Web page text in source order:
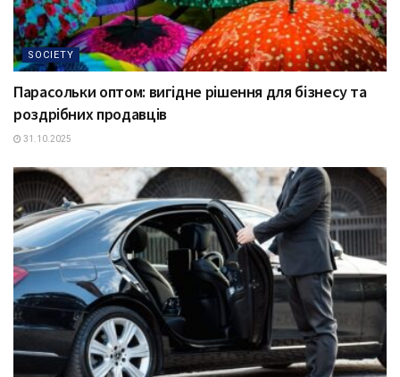
SOCIETY
Парасольки оптом: вигідне рішення для бізнесу та
роздрібних продавців
31.10.2025